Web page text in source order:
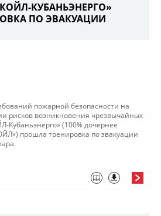
КУБАНЬЭНЕРГО»
ПО ЭВАКУАЦИИ
пожарной безопасности на
рисков возникновения чрезвычайных
Кубаньэнерго» (100% дочернее
прошла тренировка по эвакуации